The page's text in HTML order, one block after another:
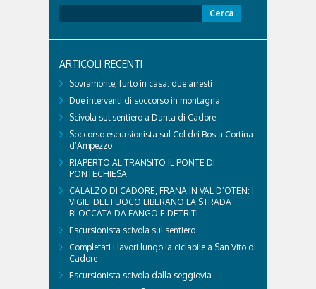
per:
ARTICOLI RECENTI
Sovramonte, furto in casa: due arresti
Due interventi di soccorso in montagna
Scivola sul sentiero a Danta di Cadore
Soccorso escursionista sul Col dei Bos a Cortina
d’Ampezzo
RIAPERTO AL TRANSITO IL PONTE DI
PONTECHIESA
CALALZO DI CADORE, FRANA IN VAL D’OTEN: I
VIGILI DEL FUOCO LIBERANO LA STRADA
BLOCCATA DA FANGO E DETRITI
Escursionista scivola sul sentiero
Completati i lavori lungo la ciclabile a San Vito di
Cadore
Escursionista scivola dalla seggiovia